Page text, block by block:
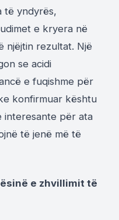
të yndyrës,
e kryera në
njëjtin rezultat. Një
se acidi
e fuqishme për
konfirmuar kështu
interesante për ata
të jenë më të
e zhvillimit të